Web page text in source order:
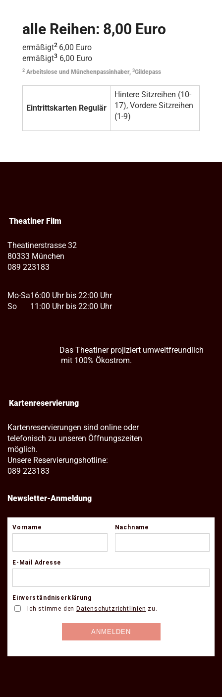
alle Reihen: 8,00 Euro
ermäßigt2 6,00 Euro
ermäßigt3 6,00 Euro
2 Arbeitslose und Münchenpassinhaber, 3Gildepass
Eintrittskarten Regulär
Hintere Sitzreihen (10-
17), Vordere Sitzreihen
(1-9)
Theatiner Film
Theatinerstrasse 32
80333 München
089 223183
Mo-Sa
So
16:00 Uhr bis 22:00 Uhr
11:00 Uhr bis 22:00 Uhr
Das Theatiner projiziert umweltfreundlich
mit 100% Ökostrom.
Kartenreservierung
Kartenreservierungen sind online oder
telefonisch zu unseren Öffnungszeiten
möglich.
Unsere Reservierungshotline:
089 223183
Newsletter-Anmeldung